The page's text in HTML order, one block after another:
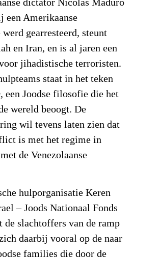
dictator Nicolás Maduro
een Amerikaanse
gearresteerd, steunt
en Iran, en is al jaren een
jihadistische terroristen.
staat in het teken
, een Joodse filosofie die het
wereld beoogt. De
wil tevens laten zien dat
is met het regime in
de Venezolaanse
hulporganisatie Keren
– Joods Nationaal Fonds
slachtoffers van de ramp
daarbij vooral op de naar
families die door de